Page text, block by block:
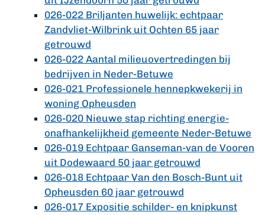
026-022 Briljanten huwelijk: echtpaar
Zandvliet-Wilbrink uit Ochten 65 jaar
getrouwd
026-022 Aantal milieuovertredingen bij
bedrijven in Neder-Betuwe
026-021 Professionele hennepkwekerij in
woning Opheusden
026-020 Nieuwe stap richting energie-
onafhankelijkheid gemeente Neder-Betuwe
026-019 Echtpaar Ganseman-van de Vooren
uit Dodewaard 50 jaar getrouwd
026-018 Echtpaar Van den Bosch-Bunt uit
Opheusden 60 jaar getrouwd
026-017 Expositie schilder- en knipkunst